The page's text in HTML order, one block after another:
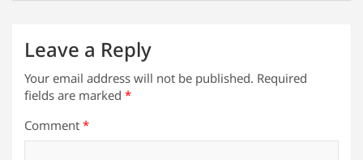
Leave a Reply
Your email address will not be published. Required
fields are marked *
Comment *